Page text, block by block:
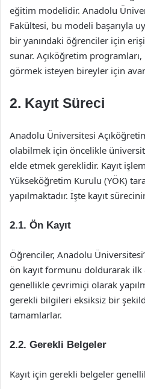
eğitim modelidir. Anadolu
Fakültesi, bu modeli başarıyla
bir yanındaki öğrenciler için
sunar. Açıköğretim
görmek isteyen bireyler için
2. Kayıt Süreci
Anadolu Üniversitesi
olabilmek için öncelikle
elde etmek gereklidir. Kayıt
Yükseköğretim Kurulu (YÖK)
yapılmaktadır. İşte kayıt
2.1. Ön Kayıt
Öğrenciler, Anadolu
ön kayıt formunu doldurarak ilk
genellikle çevrimiçi olarak
gerekli bilgileri eksiksiz bir
tamamlarlar.
2.2. Gerekli Belgeler
Kayıt için gerekli belgeler